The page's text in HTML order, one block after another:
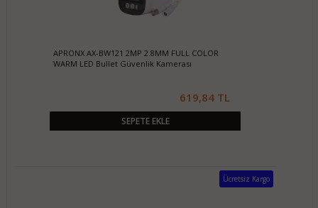
APRONX AX-BW121 2MP 2.8MM FULL COLOR
WARM LED Bullet Güvenlik Kamerası
619,84 TL
SEPETE EKLE
Ücretsiz Kargo